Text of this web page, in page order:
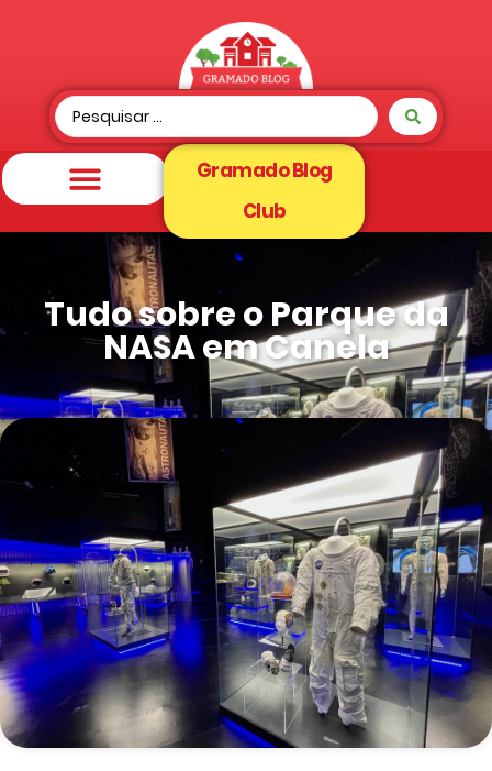
Gramado Blog
Club
Tudo sobre o Parque da
NASA em Canela